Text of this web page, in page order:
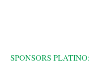
SPONSORS PLATINO: